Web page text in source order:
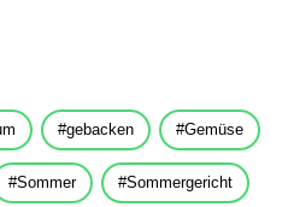
gebacken Gemüse
Sommer Sommergericht